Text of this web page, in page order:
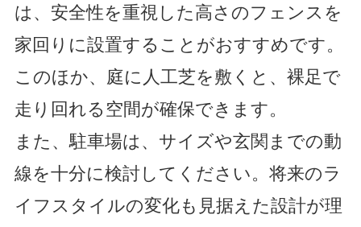
は、安全性を重視した高さのフェンスを
家回りに設置することがおすすめです。
このほか、庭に人工芝を敷くと、裸足で
走り回れる空間が確保できます。
また、駐車場は、サイズや玄関までの動
線を十分に検討してください。将来のラ
イフスタイルの変化も見据えた設計が理